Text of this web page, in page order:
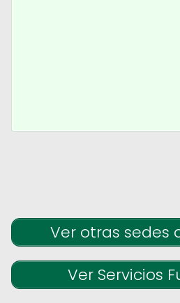
Ver otras sedes
Ver Servicios